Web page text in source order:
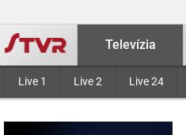
Televízia
Live 1 Live 2 Live 24